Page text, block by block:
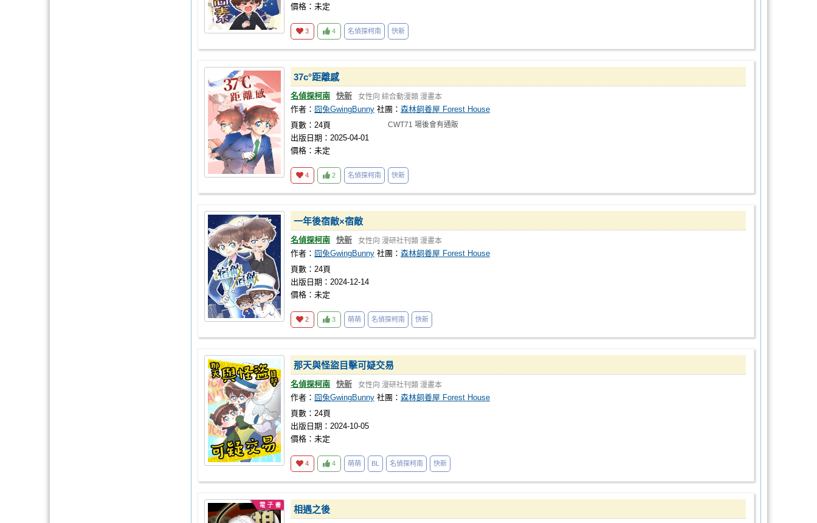
價格：未定
3 4 名偵探柯南 快新
37c°距離感
名偵探柯南 快新 女性向 綜合動漫類 漫畫本
作者： 囧兔GwingBunny 社團： 森林飼養屋 Forest House
頁數：24頁
出版日期：2025-04-01
價格：未定
CWT71 場後會有通販
4 2 名偵探柯南 快新
一年後宿敵×宿敵
名偵探柯南 快新 女性向 漫研社刊類 漫畫本
作者： 囧兔GwingBunny 社團： 森林飼養屋 Forest House
頁數：24頁
出版日期：2024-12-14
價格：未定
2 3 萌萌 名偵探柯南 快新
那天與怪盜目擊可疑交易
名偵探柯南 快新 女性向 漫研社刊類 漫畫本
作者： 囧兔GwingBunny 社團： 森林飼養屋 Forest House
頁數：24頁
出版日期：2024-10-05
價格：未定
4 4 萌萌 BL 名偵探柯南 快新
相遇之後